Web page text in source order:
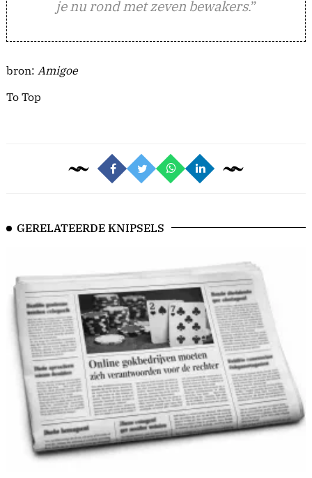
je nu rond met zeven bewakers.”
bron: Amigoe
To Top
GERELATEERDE KNIPSELS